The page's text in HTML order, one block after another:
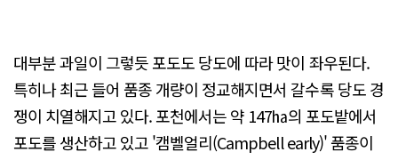
대부분 과일이 그렇듯 포도도 당도에 따라 맛이 좌우된다.
특히나 최근 들어 품종 개량이 정교해지면서 갈수록 당도 경
쟁이 치열해지고 있다. 포천에서는 약 147㏊의 포도밭에서
포도를 생산하고 있고 '캠벨얼리(Campbell early)' 품종이